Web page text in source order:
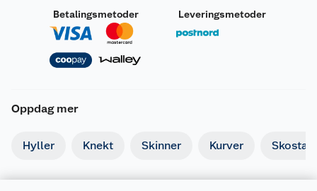
Betalingsmetoder Leveringsmetoder
Oppdag mer
Hyller Knekt Skinner Kurver